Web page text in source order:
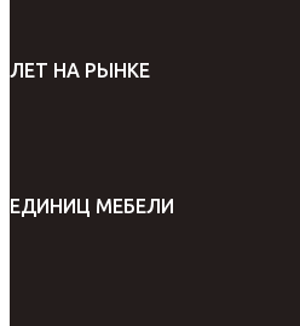
ЛЕТ НА РЫНКЕ
ЕДИНИЦ МЕБЕЛИ